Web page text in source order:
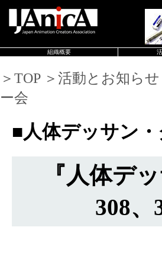
組織概要
＞TOP ＞活動とお知ら
ー会
■人体デッサン
『人体デ
308